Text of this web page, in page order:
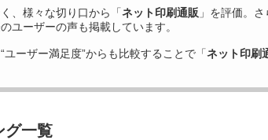
、様々な切り口から「ネット印刷通販 」を評価。
ユーザーの声も掲載しています。
ユーザー満足度”からも比較することで「ネット印刷
グ一覧